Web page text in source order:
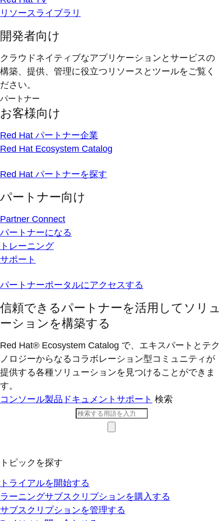
リソースライブラリ
開発者向け
クラウドネイティブなアプリケーションとサービスの
構築、提供、管理に役立つリソースとツールをご覧く
ださい。
パートナー
お客様向け
Red Hat パートナー企業
Red Hat Ecosystem Catalog
Red Hat パートナーを探す
パートナー向け
Partner Connect
パートナーになる
トレーニング
サポート
パートナーポータルにアクセスする
信頼できるパートナーを活用してソリュ
ーションを構築する
Red Hat® Ecosystem Catalog で、エキスパートとテク
ノロジーからなるコラボレーション型コミ​ュニティが
提供する各種ソリューションを見つけることができま
す。
コンソール製品ドキュメント サポート 検索
トピックを探す
トライアルを開始する
ラーニングサブスクリプションを購入する
サブスクリプションを管理する